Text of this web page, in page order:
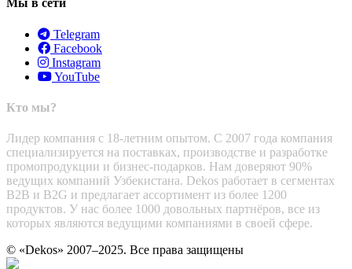
Мы в сети
Telegram
Facebook
Instagram
YouTube
Кто мы?
Лидер компания с 18-летним опытом. С 2007 года компания
специализируется на поставках, производстве и разработке
промопродукции и бизнес-подарков. Нам доверяют 90%
ведущих компаний Узбекистана. Dekos работает в сегментах
B2B и B2G и предлагает ассортимент из более 1200
продуктов. У нас более 1000 довольных партнёров, все из
которых являются ведущими компаниями в своей сфере.
© «Dekos» 2007–2025. Все права защищены